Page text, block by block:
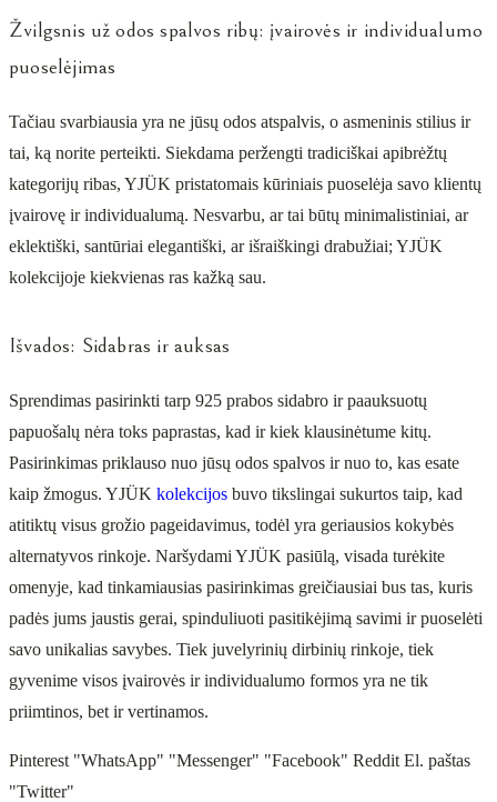
Žvilgsnis už odos spalvos ribų: įvairovės ir individualumo
puoselėjimas
Tačiau svarbiausia yra ne jūsų odos atspalvis, o asmeninis stilius ir
tai, ką norite perteikti. Siekdama peržengti tradiciškai apibrėžtų
kategorijų ribas, YJÜK pristatomais kūriniais puoselėja savo klientų
įvairovę ir individualumą. Nesvarbu, ar tai būtų minimalistiniai, ar
eklektiški, santūriai elegantiški, ar išraiškingi drabužiai; YJÜK
kolekcijoje kiekvienas ras kažką sau.
Išvados: Sidabras ir auksas
Sprendimas pasirinkti tarp 925 prabos sidabro ir paauksuotų
papuošalų nėra toks paprastas, kad ir kiek klausinėtume kitų.
Pasirinkimas priklauso nuo jūsų odos spalvos ir nuo to, kas esate
kaip žmogus. YJÜK kolekcijos buvo tikslingai sukurtos taip, kad
atitiktų visus grožio pageidavimus, todėl yra geriausios kokybės
alternatyvos rinkoje. Naršydami YJÜK pasiūlą, visada turėkite
omenyje, kad tinkamiausias pasirinkimas greičiausiai bus tas, kuris
padės jums jaustis gerai, spinduliuoti pasitikėjimą savimi ir puoselėti
savo unikalias savybes. Tiek juvelyrinių dirbinių rinkoje, tiek
gyvenime visos įvairovės ir individualumo formos yra ne tik
priimtinos, bet ir vertinamos.
Pinterest "WhatsApp" "Messenger" "Facebook" Reddit El. paštas
"Twitter"